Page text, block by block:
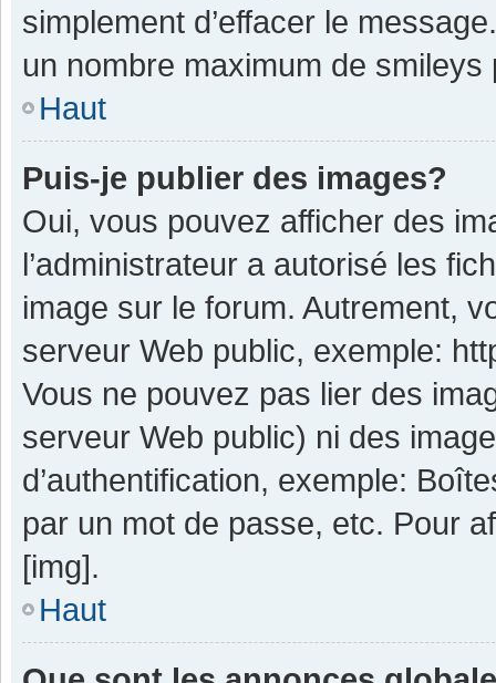
simplement d’effacer le
un nombre maximum de smileys
Haut
Puis-je publier des images?
Oui, vous pouvez afficher des
l’administrateur a autorisé les
image sur le forum. Autrement,
serveur Web public, exemple:
Vous ne pouvez pas lier des
serveur Web public) ni des
d’authentification, exemple:
par un mot de passe, etc. Pour
[img].
Haut